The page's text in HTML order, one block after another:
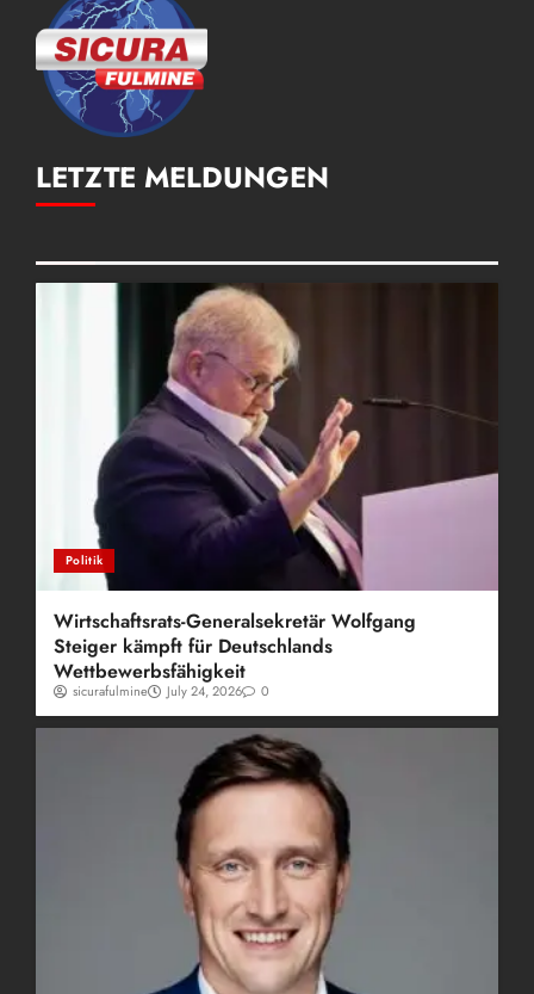
LETZTE MELDUNGEN
Politik
Wirtschaftsrats-Generalsekretär Wolfgang
Steiger kämpft für Deutschlands
Wettbewerbsfähigkeit
sicurafulmine July 24, 2026 0